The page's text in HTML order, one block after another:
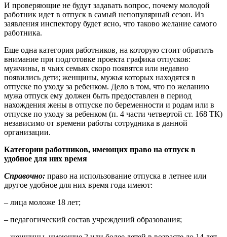
И проверяющие не будут задавать вопрос, почему молодой
работник идет в отпуск в самый непопулярный сезон. Из
заявления инспектору будет ясно, что таково желание самого
работника.
Еще одна категория работников, на которую стоит обратить
внимание при подготовке проекта графика отпусков:
мужчины, в чьих семьях скоро появятся или недавно
появились дети; женщины, мужья которых находятся в
отпуске по уходу за ребенком. Дело в том, что по желанию
мужа отпуск ему должен быть предоставлен в период
нахождения жены в отпуске по беременности и родам или в
отпуске по уходу за ребенком (п. 4 части четвертой ст. 168 ТК)
независимо от времени работы сотрудника в данной
организации.
Категории работников, имеющих право на отпуск в
удобное для них время
Справочно: право на использование отпуска в летнее или
другое удобное для них время года имеют:
– лица моложе 18 лет;
– педагогический состав учреждений образования;